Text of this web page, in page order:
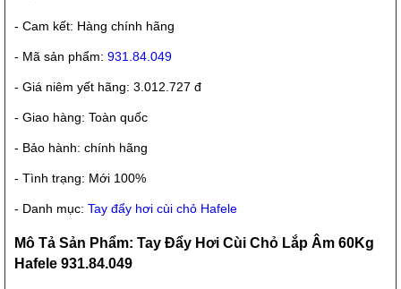
- Cam kết: Hàng chính hãng
- Mã sản phẩm: 931.84.049
- Giá niêm yết hãng: 3.012.727 đ
- Giao hàng: Toàn quốc
- Bảo hành: chính hãng
- Tình trạng: Mới 100%
- Danh mục: Tay đẩy hơi cùi chỏ Hafele
Mô Tả Sản Phẩm: Tay Đẩy Hơi Cùi Chỏ Lắp Âm 60Kg
Hafele 931.84.049